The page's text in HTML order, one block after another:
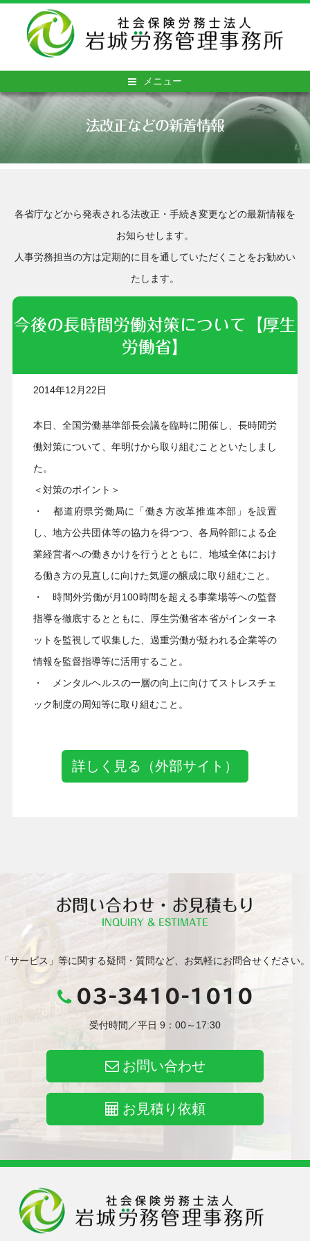
メニュー
法改正などの新着情報
各省庁などから発表される法改正・手続き変更などの最新情報を
お知らせします。
人事労務担当の方は定期的に目を通していただくことをお勧めい
たします。
今後の長時間労働対策について【厚生
労働省】
2014年12月22日
本日、全国労働基準部長会議を臨時に開催し、長時間労
働対策について、年明けから取り組むことといたしまし
た。
＜対策のポイント＞
・ 都道府県労働局に「働き方改革推進本部」を設置
し、地方公共団体等の協力を得つつ、各局幹部による企
業経営者への働きかけを行うとともに、地域全体におけ
る働き方の見直しに向けた気運の醸成に取り組むこと。
・ 時間外労働が月100時間を超える事業場等への監督
指導を徹底するとともに、厚生労働省本省がインターネ
ットを監視して収集した、過重労働が疑われる企業等の
情報を監督指導等に活用すること。
・ メンタルヘルスの一層の向上に向けてストレスチェ
ック制度の周知等に取り組むこと。
詳しく見る（外部サイト）
お問い合わせ・お見積もり
INQUIRY & ESTIMATE
「サービス」等に関する疑問・質問など、お気軽にお問合せください。
03-3410-1010
受付時間／平日 9：00～17:30
お問い合わせ
お見積り依頼